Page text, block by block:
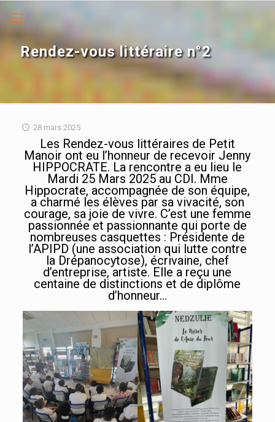
Rendez-vous littéraire n°2
28 mars 2025
Les Rendez-vous littéraires de Petit
Manoir ont eu l’honneur de recevoir Jenny
HIPPOCRATE. La rencontre a eu lieu le
Mardi 25 Mars 2025 au CDI. Mme
Hippocrate, accompagnée de son équipe,
a charmé les élèves par sa vivacité, son
courage, sa joie de vivre. C’est une femme
passionnée et passionnante qui porte de
nombreuses casquettes : Présidente de
l’APIPD (une association qui lutte contre
la Drépanocytose), écrivaine, chef
d’entreprise, artiste. Elle a reçu une
centaine de distinctions et de diplôme
d’honneur…